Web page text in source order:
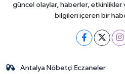
güncel olaylar, haberler, etkinlikler
bilgileri içeren bir
Antalya Nöbetçi Eczaneler